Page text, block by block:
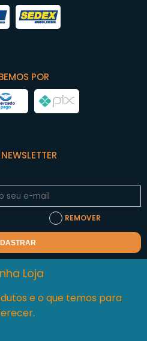
POR
REMOVER
Loja
e o que temos para